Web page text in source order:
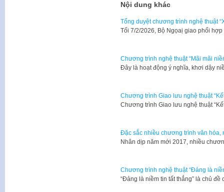
Nội dung khác
Tổng duyệt chương trình nghệ thuật
Tối 7/2/2026, Bộ Ngọaị giao phối
Chương trình nghệ thuật “Mãi mãi
Đây là hoạt động ý nghĩa, khơi dậy
Chương trình Giao lưu nghệ thuật
Chương trình Giao lưu nghệ thuật
Đặc sắc nhiều chương trình văn hóa,
Nhân dịp năm mới 2017, nhiều
Chương trình nghệ thuật “Đảng là
“Đảng là niềm tin tất thắng” là chủ